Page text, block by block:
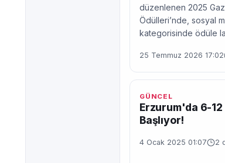
düzenlenen 2025
Ödülleri’nde, sosyal
kategorisinde ödüle
25 Temmuz 2026 17:02
GÜNCEL
Erzurum'da 6-12
Başlıyor!
4 Ocak 2025 01:07 2